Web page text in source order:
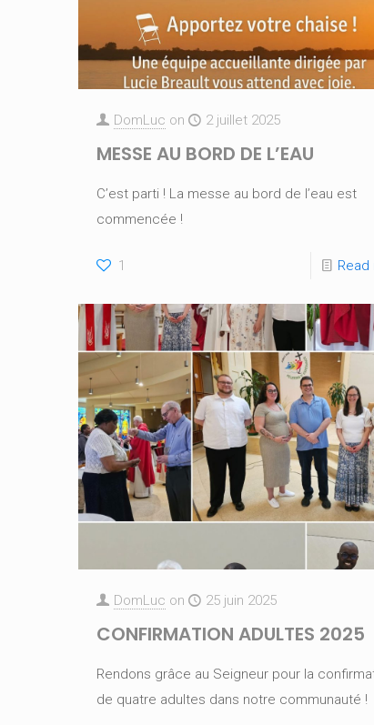
DomLuc on 2 juillet 2025
MESSE AU BORD DE L’EAU
C’est parti ! La messe au bord de l’eau est
commencée !
1 Read
DomLuc on 25 juin 2025
CONFIRMATION ADULTES 2025
Rendons grâce au Seigneur pour la
de quatre adultes dans notre communauté !